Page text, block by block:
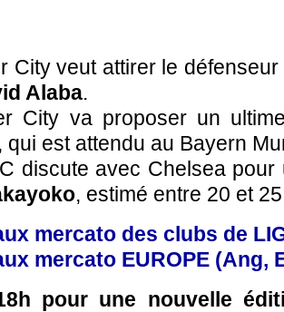
City veut attirer le
Alaba.
City va proposer un
, qui est attendu au Bayern
discute avec Chelsea
, estimé entre 20 et
mercato des clubs de
mercato EUROPE (Ang,
pour une nouvelle